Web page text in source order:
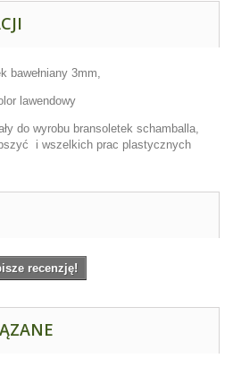
bawełniany 3mm,
lawendowy
do wyrobu bransoletek schamballa,
i wszelkich prac plastycznych
recenzję!